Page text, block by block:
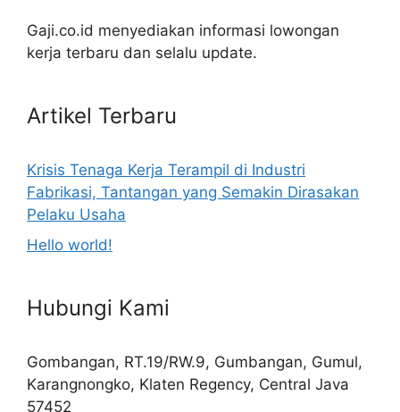
Gaji.co.id menyediakan informasi lowongan
kerja terbaru dan selalu update.
Artikel Terbaru
Krisis Tenaga Kerja Terampil di Industri
Fabrikasi, Tantangan yang Semakin Dirasakan
Pelaku Usaha
Hello world!
Hubungi Kami
Gombangan, RT.19/RW.9, Gumbangan, Gumul,
Karangnongko, Klaten Regency, Central Java
57452